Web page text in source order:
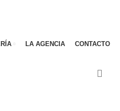
LA AGENCIA CONTACTO